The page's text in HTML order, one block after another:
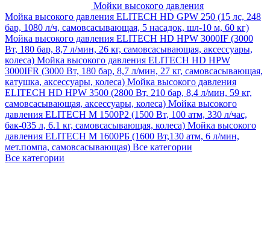
Мойки высокого давления
Мойка высокого давления ELITECH HD GPW 250 (15 лс, 248
бар, 1080 л/ч, самовсасывающая, 5 насадок, шл-10 м, 60 кг)
Мойка высокого давления ELITECH HD HPW 3000IF (3000
Вт, 180 бар, 8,7 л/мин, 26 кг, самовсасывающая, аксессуары,
колеса) Мойка высокого давления ELITECH HD HPW
3000IFR (3000 Вт, 180 бар, 8,7 л/мин, 27 кг, самовсасывающая,
катушка, аксессуары, колеса) Мойка высокого давления
ELITECH HD HPW 3500 (2800 Вт, 210 бар, 8,4 л/мин, 59 кг,
самовсасывающая, аксессуары, колеса) Мойка высокого
давления ELITECH M 1500P2 (1500 Вт, 100 атм, 330 л/час,
бак-035 л, 6.1 кг, самовсасывающая, колеса) Мойка высокого
давления ELITECH М 1600РБ (1600 Вт,130 атм, 6 л/мин,
мет.помпа, самовсасывающая) Все категории
Все категории